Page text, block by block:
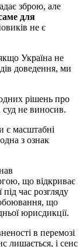
зброю, але
для
не є
Україна не
доведення, ми
рішень про
суд не виносив.
є масштабні
з ознак
що відкриває
час розгляду
що
юрисдикції.
в перемозі
лишається, і сенс